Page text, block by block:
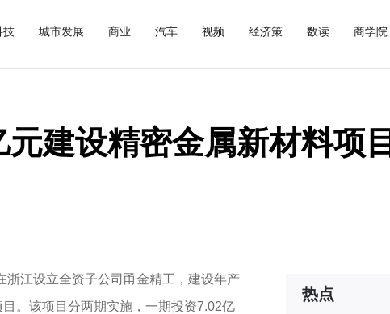
技 城市发展 商业 汽车 视频 经济策 数读 商学院
建设精密金属新材料项目
江设立全资子公司甬金精工，建设年产
。该项目分两期实施，一期投资7.02亿
热点